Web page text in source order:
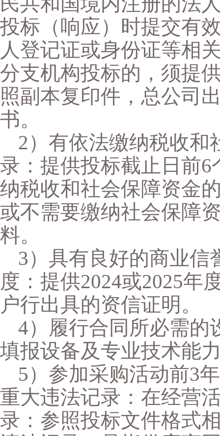
投标（响应）时提交有
人登记证或身份证等相
分支机构投标的，须提
照副本复印件，总公司
书。
2）有依法缴纳税收和
录：提供投标截止日前
纳税收和社会保障资金
或不需要缴纳社会保障
料。
3）具有良好的商业信
度：提供2024或2025年
户行出具的资信证明。
4）履行合同所必需的
填报设备及专业技术能
5）参加采购活动前3
重大违法记录：在经营
录：参照投标文件格式